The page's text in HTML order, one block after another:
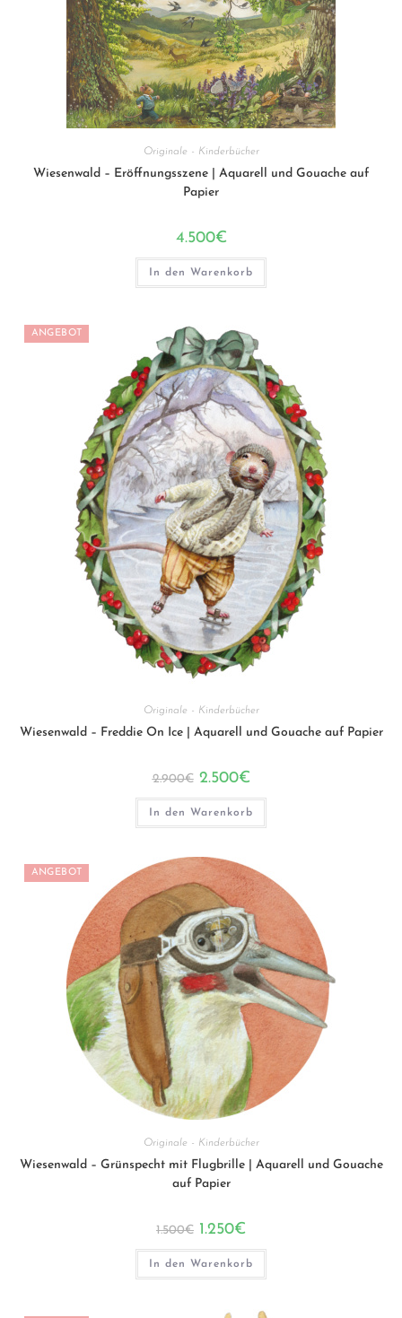
Originale - Kinderbücher
Wiesenwald – Eröffnungsszene | Aquarell und Gouache auf
Papier
4.500€
In den Warenkorb
ANGEBOT
Originale - Kinderbücher
Wiesenwald – Freddie On Ice | Aquarell und Gouache auf Papier
2.900€ Ursprünglicher
war:
2.900€
2.500€Aktueller
ist:
2.500€.
In den Warenkorb
ANGEBOT
Originale - Kinderbücher
Wiesenwald – Grünspecht mit Flugbrille | Aquarell und Gouache
auf Papier
1.500€ Ursprünglicher
war:
1.500€
1.250€
ist:
1.250€.
In den Warenkorb